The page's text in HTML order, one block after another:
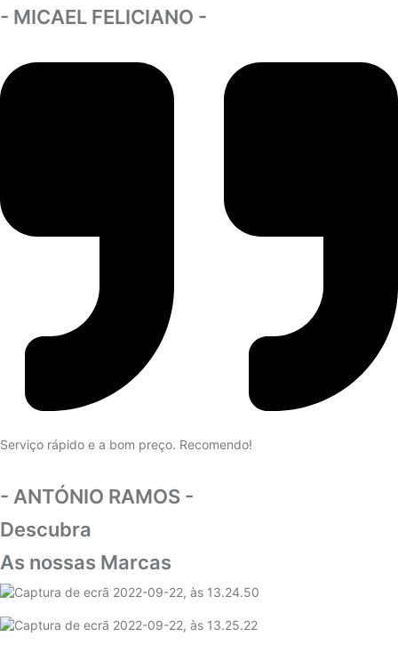
- MICAEL FELICIANO -
Serviço rápido e a bom preço. Recomendo!
- ANTÓNIO RAMOS -
Descubra
As nossas Marcas